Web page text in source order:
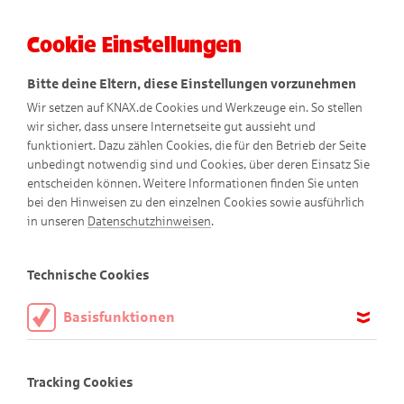
Schankwarts Untersetzer
Cookie Einstellungen
Bitte deine Eltern, diese Einstellungen vorzunehmen
Wir setzen auf KNAX.de Cookies und Werkzeuge ein. So stellen
wir sicher, dass unsere Internetseite gut aussieht und
funktioniert. Dazu zählen Cookies, die für den Betrieb der Seite
unbedingt notwendig sind und Cookies, über deren Einsatz Sie
entscheiden können. Weitere Informationen finden Sie unten
bei den Hinweisen zu den einzelnen Cookies sowie ausführlich
in unseren Datenschutzhinweisen.
Technische Cookies
Basisfunktionen
aktiviert sein.
Tracking Cookies